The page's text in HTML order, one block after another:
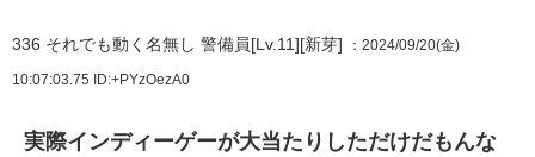
336 それでも動く名無し 警備員[Lv.11][新芽] ：2024/09/20(金)
10:07:03.75 ID:+PYzOezA0
実際インディーゲーが大当たりしただけだもんな